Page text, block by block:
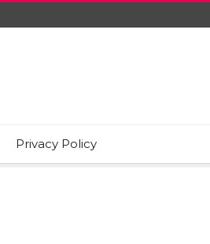
Privacy Policy